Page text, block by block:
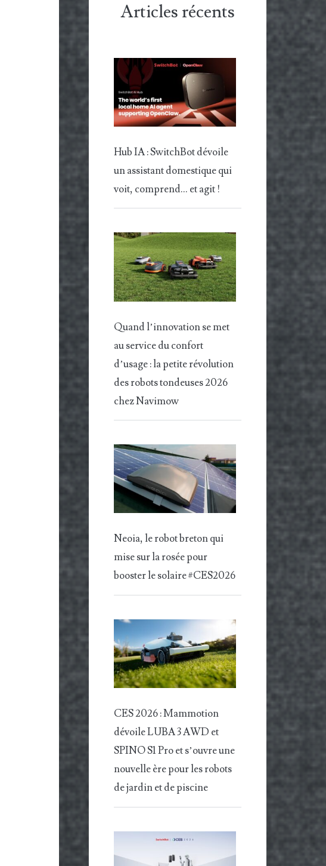
Articles récents
Hub IA : SwitchBot dévoile
un assistant domestique qui
voit, comprend… et agit !
Quand l’innovation se met
au service du confort
d’usage : la petite révolution
des robots tondeuses 2026
chez Navimow
Neoia, le robot breton qui
mise sur la rosée pour
booster le solaire #CES2026
CES 2026 : Mammotion
dévoile LUBA 3 AWD et
SPINO S1 Pro et s’ouvre une
nouvelle ère pour les robots
de jardin et de piscine